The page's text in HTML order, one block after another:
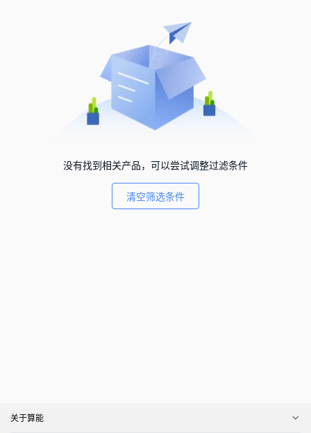
没有找到相关产品，可以尝试调整过滤条件
清空筛选条件
关于算能